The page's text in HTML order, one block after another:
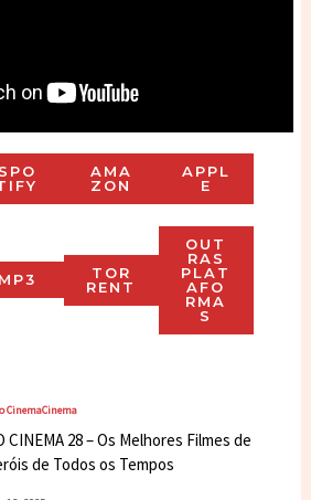
SPO
AMA
ZON
APPL
E
MP3
TOR
RENT
OUT
RAS
PLAT
AFO
RMA
S
CinemaCinema
CINEMA 28 – Os Melhores Filmes de
de Todos os Tempos